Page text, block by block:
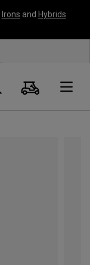
Irons and Hybrids
Suche